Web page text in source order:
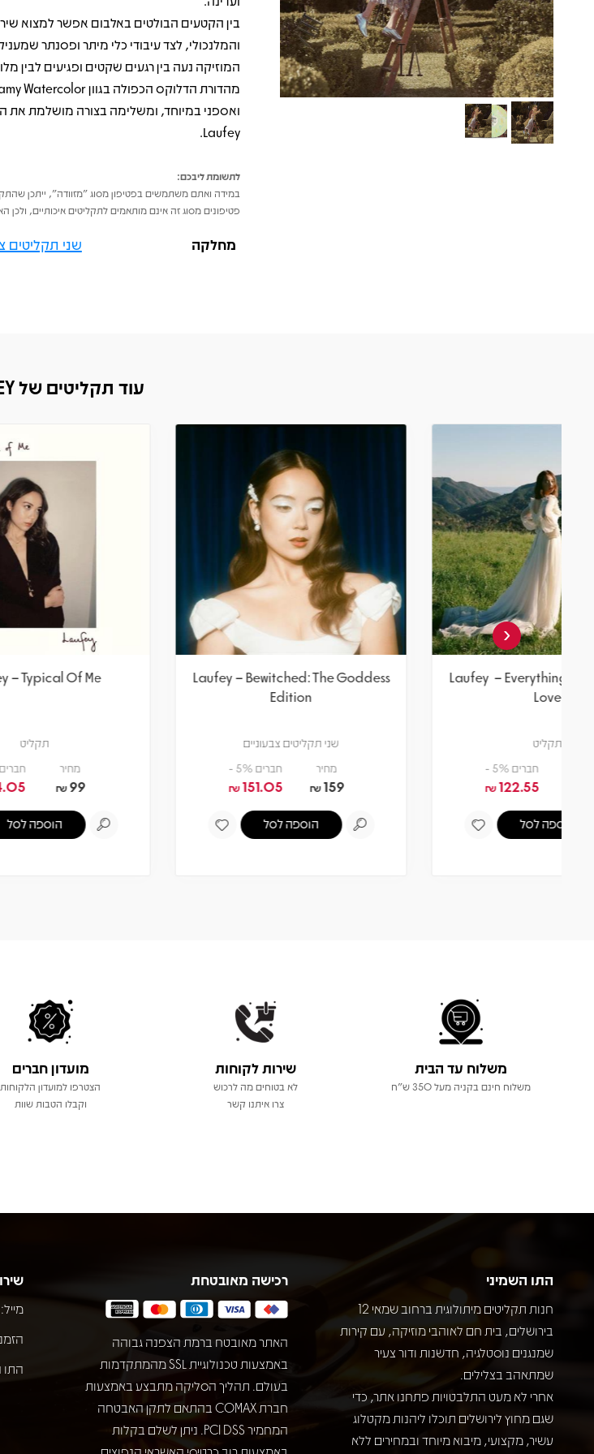
בין הקטעים הבולטים באלבום אפשר למצוא
והמלנכולי, לצד עיבודי כלי מיתר ופסנתר
המוזיקה נעה בין רגעים שקטים ופגיעים לבין
ואספני במיוחד, ומשלימה בצורה מושלמת את
Laufey.
לתשומת ליבכם:
במידה ואתם משתמשים בפטיפון מסוג "מזוודה", ייתכן
פטיפונים מסוג זה אינם מותאמים לתקליטים איכותיים,
מחלקה שני תקליטים
עוד תקליטים של LAUFEY
Laufey – Bewitched: The Goddess
159
Laufey – Typical Of Me
‹
משלוח עד הבית
משלוח חינם בקניה מעל 350 ש"ח
שירות לקוחות
לא בטוחים מה לרכוש
צרו איתנו קשר
מועדון חברים
הצטרפו למועדון הלקוחות
וקבלו הטבות שוות
התו השמיני
חנות תקליטים מיתולוגית ברחוב שמאי 12
בירושלים, בית חם לאוהבי מוזיקה, עם קירות
שמנגנים נוסטלגיה, חדשנות ודור צעיר
שמתאהב בצלילים.
אחרי לא מעט התלבטויות פתחנו אתר, כדי
שגם מחוץ לירושלים תוכלו ליהנות מקטלוג
עשיר, מקצועי, מיבוא מיוחד ובמחירים ללא
רכישה מאובטחת
האתר מאובטח ברמת הצפנה גבוהה
באמצעות טכנולוגיית SSL מהמתקדמות
בעולם. תהליך הסליקה מתבצע באמצעות
חברת COMAX בהתאם לתקן האבטחה
המחמיר PCI DSS. ניתן לשלם בקלות
מייל:
הזמנות:
התו